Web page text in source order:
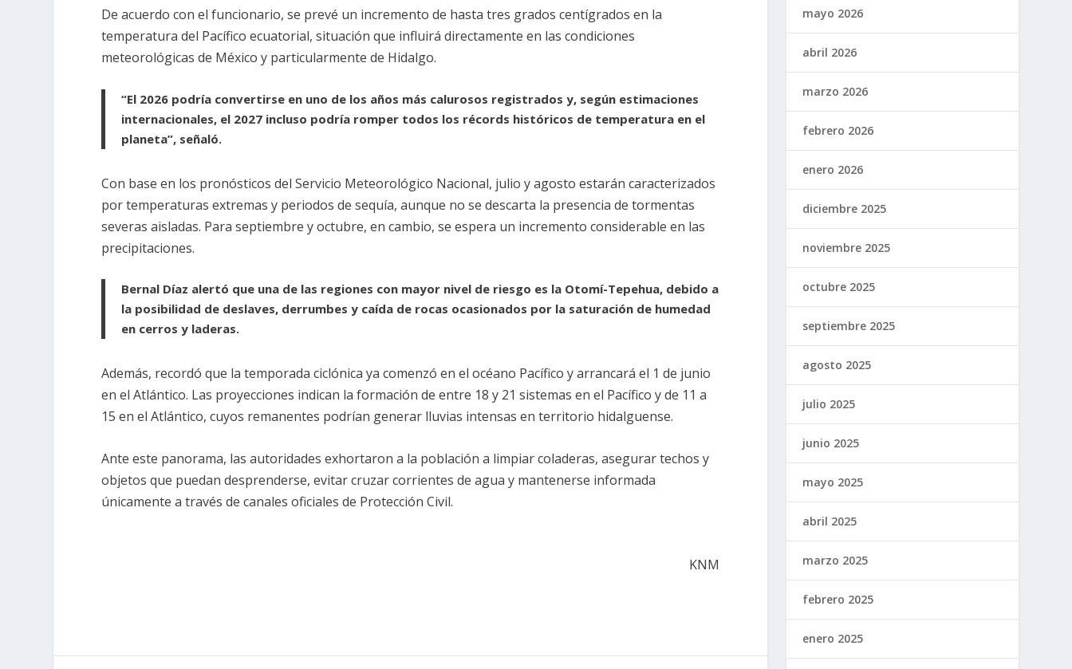
De acuerdo con el funcionario, se prevé un incremento de hasta tres grados centígrados en la
temperatura del Pacífico ecuatorial, situación que influirá directamente en las condiciones
meteorológicas de México y particularmente de Hidalgo.
“El 2026 podría convertirse en uno de los años más calurosos registrados y, según estimaciones
internacionales, el 2027 incluso podría romper todos los récords históricos de temperatura en el
planeta”, señaló.
Con base en los pronósticos del Servicio Meteorológico Nacional, julio y agosto estarán caracterizados
por temperaturas extremas y periodos de sequía, aunque no se descarta la presencia de tormentas
severas aisladas. Para septiembre y octubre, en cambio, se espera un incremento considerable en las
precipitaciones.
Bernal Díaz alertó que una de las regiones con mayor nivel de riesgo es la Otomí-Tepehua, debido a
la posibilidad de deslaves, derrumbes y caída de rocas ocasionados por la saturación de humedad
en cerros y laderas.
Además, recordó que la temporada ciclónica ya comenzó en el océano Pacífico y arrancará el 1 de junio
en el Atlántico. Las proyecciones indican la formación de entre 18 y 21 sistemas en el Pacífico y de 11 a
15 en el Atlántico, cuyos remanentes podrían generar lluvias intensas en territorio hidalguense.
Ante este panorama, las autoridades exhortaron a la población a limpiar coladeras, asegurar techos y
objetos que puedan desprenderse, evitar cruzar corrientes de agua y mantenerse informada
únicamente a través de canales oficiales de Protección Civil.
KNM
mayo 2026
abril 2026
marzo 2026
febrero 2026
enero 2026
diciembre 2025
noviembre 2025
octubre 2025
septiembre 2025
agosto 2025
julio 2025
junio 2025
mayo 2025
abril 2025
marzo 2025
febrero 2025
enero 2025